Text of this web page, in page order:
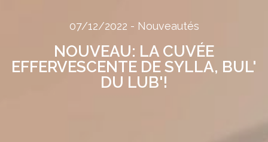
07/12/2022 - Nouveautés
NOUVEAU: LA CUVÉE
EFFERVESCENTE DE SYLLA, BUL'
DU LUB'!